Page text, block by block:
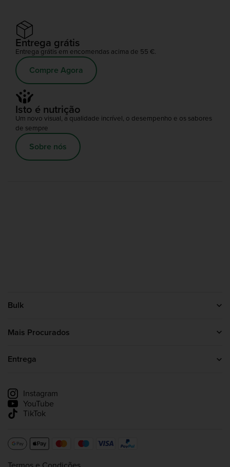
Entrega grátis
Entrega grátis em encomendas acima de 55 €.
Compre Agora
Isto é nutrição
Um novo visual, a qualidade incrível, o desempenho e os sabores
de sempre
Sobre nós
Bulk
Sobre nós
Mais Procurados
Creatina
Entrega
Instagram
YouTube
TikTok